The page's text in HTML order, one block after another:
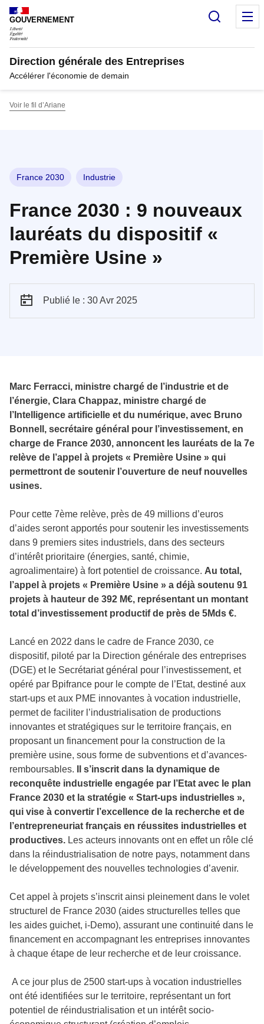
Panneau de gestion des cookies
GOUVERNEMENT
Direction générale des Entreprises
Accélérer l'économie de demain
Voir le fil d’Ariane
France 2030 Industrie
France 2030 : 9 nouveaux
lauréats du dispositif «
Première Usine »
Publié le : 30 Avr 2025
Marc Ferracci, ministre chargé de l’industrie et de
l’énergie, Clara Chappaz, ministre chargé de
l’Intelligence artificielle et du numérique, avec Bruno
Bonnell, secrétaire général pour l’investissement, en
charge de France 2030, annoncent les lauréats de la 7e
relève de l’appel à projets « Première Usine » qui
permettront de soutenir l’ouverture de neuf nouvelles
usines.
Pour cette 7ème relève, près de 49 millions d’euros
d’aides seront apportés pour soutenir les investissements
dans 9 premiers sites industriels, dans des secteurs
d’intérêt prioritaire (énergies, santé, chimie,
agroalimentaire) à fort potentiel de croissance. Au total,
l’appel à projets « Première Usine » a déjà soutenu 91
projets à hauteur de 392 M€, représentant un montant
total d’investissement productif de près de 5Mds €.
Lancé en 2022 dans le cadre de France 2030, ce
dispositif, piloté par la Direction générale des entreprises
(DGE) et le Secrétariat général pour l’investissement, et
opéré par Bpifrance pour le compte de l’Etat, destiné aux
start-ups et aux PME innovantes à vocation industrielle,
permet de faciliter l’industrialisation de productions
innovantes et stratégiques sur le territoire français, en
proposant un financement pour la construction de la
première usine, sous forme de subventions et d’avances-
remboursables.
Il s’inscrit dans la dynamique de
reconquête industrielle engagée par l’Etat avec le plan
France 2030 et la stratégie « Start-ups industrielles »,
qui vise à convertir l’excellence de la recherche et de
l’entrepreneuriat français en réussites industrielles et
productives. Les acteurs innovants ont en effet un rôle clé
dans la réindustrialisation de notre pays, notamment dans
le développement des nouvelles technologies d’avenir.
Cet appel à projets s’inscrit ainsi pleinement dans le volet
structurel de France 2030 (aides structurelles telles que
les aides guichet, i-Demo), assurant une continuité dans le
financement en accompagnant les entreprises innovantes
à chaque étape de leur recherche et de leur croissance.
A ce jour plus de 2500 start-ups à vocation industrielles
ont été identifiées sur le territoire, représentant un fort
potentiel de réindustrialisation et un intérêt socio-